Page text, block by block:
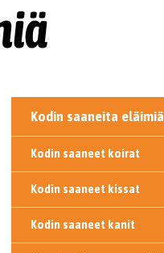
Kodin saaneita eläimiä
Kodin saaneet koirat
Kodin saaneet kissat
Kodin saaneet kanit